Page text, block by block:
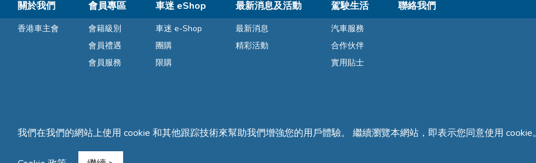
關於我們
香港車主會
會員專區
會籍級別
會員禮遇
會員服務
車迷 eShop
車迷 e-Shop
團購
限購
最新消息及活動
最新消息
精彩活動
駕駛生活
汽車服務
合作伙伴
實用貼士
聯絡我們
條款及細則 隱私聲明
我們在我們的網站上使用 cookie 和其他跟踪技術來幫助我們增強您的用戶體驗。 繼續瀏覽本網站，即表示您同意使用 cookie。